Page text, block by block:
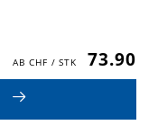
73.90